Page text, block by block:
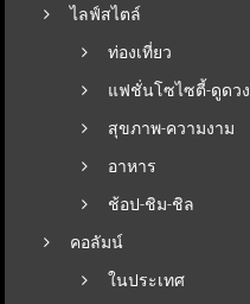
ไลฟ์สไตล์
ท่องเที่ยว
แฟชั่นโซไซตี้-ดูดวง
สุขภาพ-ความงาม
อาหาร
ช้อป-ชิม-ชิล
คอลัมน์
ในประเทศ